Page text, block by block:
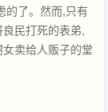
的了。然而,只有
民打死的表弟,
卖给人贩子的堂
选一,小孩子才
不承担起拯救
教育,至于老爹,